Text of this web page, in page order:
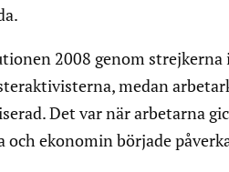
2008 genom
medan
Det var när arbetarna
ekonomin började